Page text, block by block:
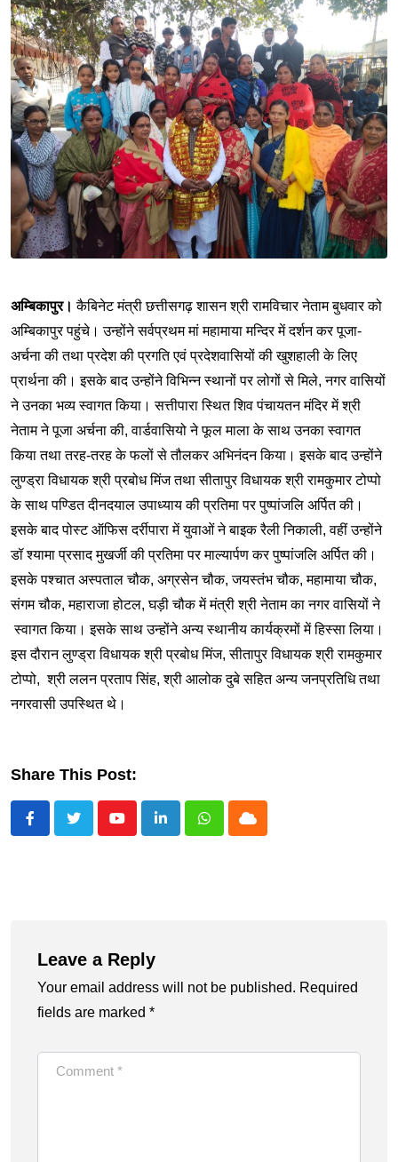
अम्बिकापुर।कैबिनेट मंत्री छत्तीसगढ़ शासन श्री रामविचार नेताम बुधवार को
अम्बिकापुर पहुंचे। उन्होंने सर्वप्रथम मां महामाया मन्दिर में दर्शन कर पूजा-
अर्चना की तथा प्रदेश की प्रगति एवं प्रदेशवासियों की खुशहाली के लिए
प्रार्थना की। इसके बाद उन्होंने विभिन्न स्थानों पर लोगों से मिले, नगर वासियों
ने उनका भव्य स्वागत किया। सत्तीपारा स्थित शिव पंचायतन मंदिर में श्री
नेताम ने पूजा अर्चना की, वार्डवासियो ने फूल माला के साथ उनका स्वागत
किया तथा तरह-तरह के फलों से तौलकर अभिनंदन किया। इसके बाद उन्होंने
लुण्ड्रा विधायक श्री प्रबोध मिंज तथा सीतापुर विधायक श्री रामकुमार टोप्पो
के साथ पण्डित दीनदयाल उपाध्याय की प्रतिमा पर पुष्पांजलि अर्पित की।
इसके बाद पोस्ट ऑफिस दर्रीपारा में युवाओं ने बाइक रैली निकाली, वहीं उन्होंने
डॉ श्यामा प्रसाद मुखर्जी की प्रतिमा पर माल्यार्पण कर पुष्पांजलि अर्पित की।
इसके पश्चात अस्पताल चौक, अग्रसेन चौक, जयस्तंभ चौक, महामाया चौक,
संगम चौक, महाराजा होटल, घड़ी चौक में मंत्री श्री नेताम का नगर वासियों ने
स्वागत किया। इसके साथ उन्होंने अन्य स्थानीय कार्यक्रमों में हिस्सा लिया।
इस दौरान लुण्ड्रा विधायक श्री प्रबोध मिंज, सीतापुर विधायक श्री रामकुमार
टोप्पो, श्री ललन प्रताप सिंह, श्री आलोक दुबे सहित अन्य जनप्रतिधि तथा
नगरवासी उपस्थित थे।
Share This Post:
LinkedInWhatsappCloud
Leave a Reply
Your email address will not be published. Required
fields are marked *